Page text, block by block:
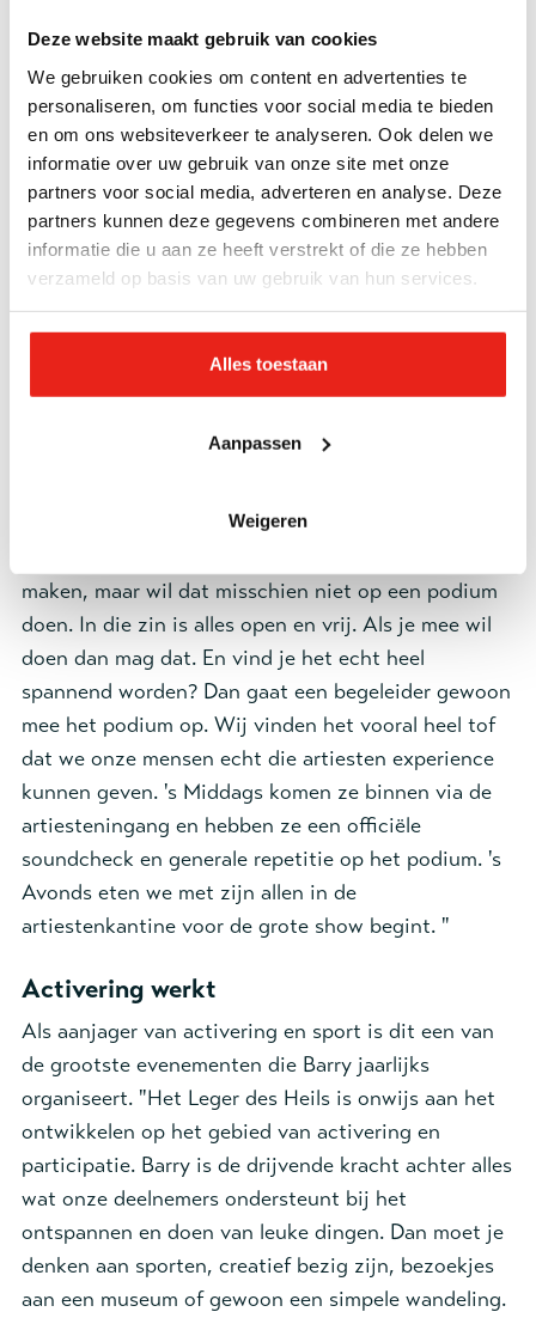
Deze website maakt gebruik van cookies
We gebruiken cookies om content en advertenties te
personaliseren, om functies voor social media te bieden
en om ons websiteverkeer te analyseren. Ook delen we
informatie over uw gebruik van onze site met onze
partners voor social media, adverteren en analyse. Deze
partners kunnen deze gegevens combineren met andere
informatie die u aan ze heeft verstrekt of die ze hebben
verzameld op basis van uw gebruik van hun services.
Alles toestaan
Aanpassen
Weigeren
geloof dat dát de kracht is van het Kunst- en
Theatergala. We spreken die avond een andere taal
met elkaar. Eentje die niet per se heel veel woorden
nodig heeft, maar waarbij wel heel veel gevoel en
emotie komt kijken. Ook dat werkt helend, omdat
we met onze zorg- en hulpverlening niet altijd de
vinger op de zere plek gelegd krijgen. Maar dat juist
wel tot uiting kan komen in een artistieke vorm."
Elk jaar mogen onze deelnemers optreden in dé
natuurlijk heel spannend, maar ook ontzettend leuk.
niemand op het podium zetten die daar eigenlijk
maken, maar wil dat misschien niet op een podium
doen. In die zin is alles open en vrij. Als je mee wil
doen dan mag dat. En vind je het echt heel
spannend worden? Dan gaat een begeleider gewoon
mee het podium op. Wij vinden het vooral heel tof
dat we onze mensen echt die artiesten experience
kunnen geven. 's Middags komen ze binnen via de
artiesteningang en hebben ze een officiële
soundcheck en generale repetitie op het podium. 's
Avonds eten we met zijn allen in de
artiestenkantine voor de grote show begint. "
Activering werkt
Als aanjager van activering en sport is dit een van
de grootste evenementen die Barry jaarlijks
organiseert. "Het Leger des Heils is onwijs aan het
ontwikkelen op het gebied van activering en
participatie. Barry is de drijvende kracht achter alles
wat onze deelnemers ondersteunt bij het
ontspannen en doen van leuke dingen. Dan moet je
denken aan sporten, creatief bezig zijn, bezoekjes
aan een museum of gewoon een simpele wandeling.